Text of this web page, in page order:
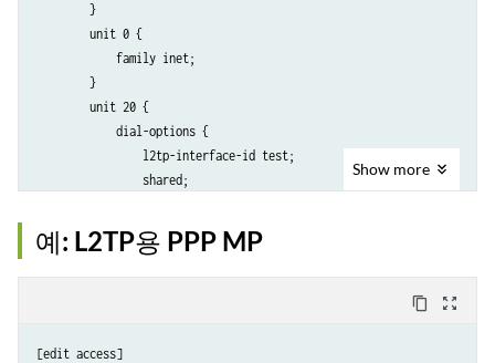
        }
        unit 0 {
            family inet;
        }
        unit 20 {
            dial-options {
                l2tp-interface-id test;
                shared;
            family inet;
        }
    }
    profile t {
Show more
예: L2TP용 PPP MP
content_copy zoom_out_map
[edit access]